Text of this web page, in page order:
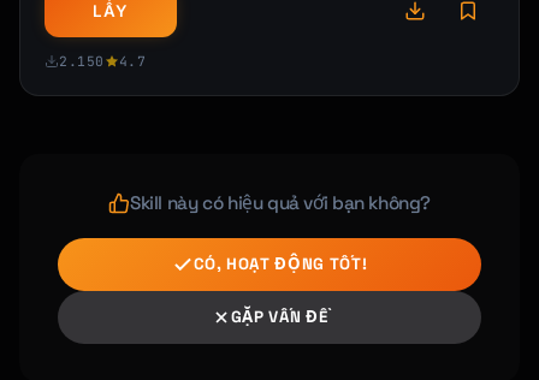
**What you get with [Plan Name]:**
✓ [Feature 1]
✓ [Feature 2]
Have questions? [Book a quick call] or reply
[Signature]
P.S. Use code WELCOME20 for 20% off your
LẤY
2.150 4.7
Skill này có hiệu quả với bạn không?
CÓ, HOẠT ĐỘNG TỐT!
GẶP VẤN ĐỀ